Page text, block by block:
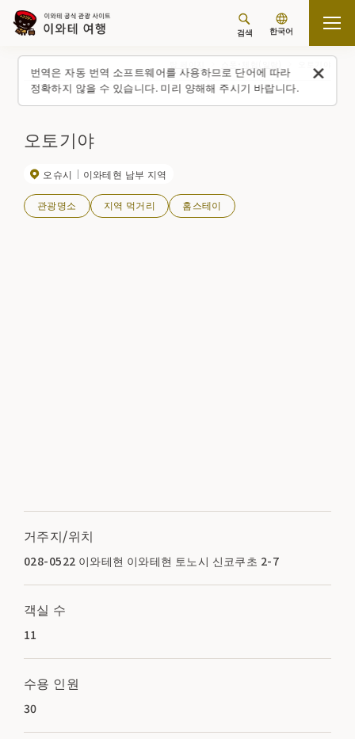
번역은 자동 번역 소프트웨어를 사용하므로 단어에 따라
정확하지 않을 수 있습니다. 미리 양해해 주시기 바랍니다.
검색 한국어
오토기야
오슈시 이와테현 남부 지역
관광명소 지역 먹거리 홈스테이
거주지/위치
028-0522 이와테현 이와테현 토노시 신코쿠초 2-7
객실 수
11
수용 인원
30